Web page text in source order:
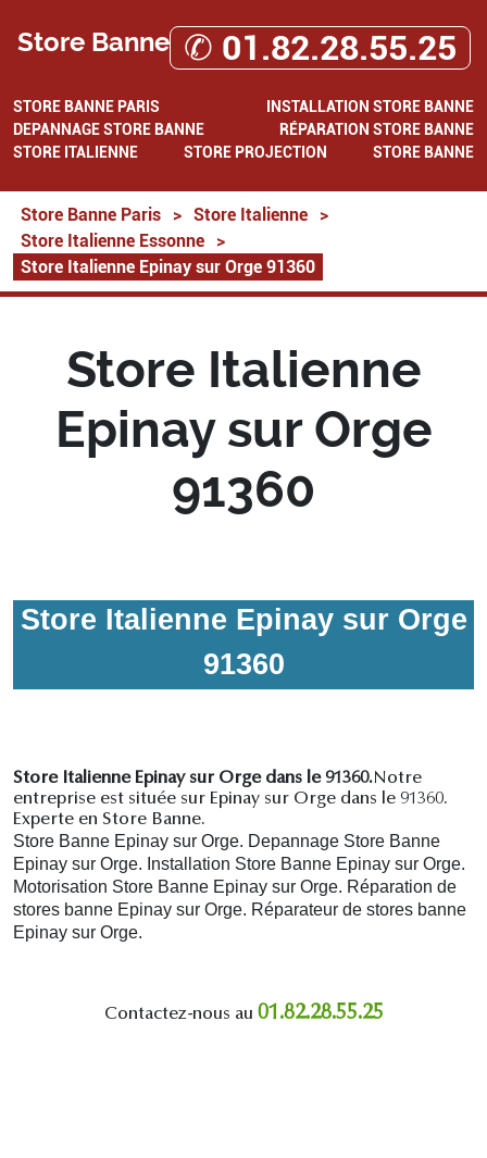
Store Banne ✆ 01.82.28.55.25
STORE BANNE PARIS
INSTALLATION STORE BANNE
DEPANNAGE STORE BANNE
RÉPARATION STORE BANNE
STORE ITALIENNE
STORE PROJECTION STORE BANNE
Store Banne Paris > Store Italienne
>
Store Italienne Essonne
>
Store Italienne Epinay sur Orge 91360
Store Italienne
Epinay sur Orge
91360
Store Italienne Epinay sur Orge
91360
Store Italienne Epinay sur Orge dans le 91360.Notre
entreprise est située sur Epinay sur Orge dans le 91360.
Experte en Store Banne.
Store Banne Epinay sur Orge. Depannage Store Banne
Epinay sur Orge. Installation Store Banne Epinay sur Orge.
Motorisation Store Banne Epinay sur Orge. Réparation de
stores banne Epinay sur Orge. Réparateur de stores banne
Epinay sur Orge.
Contactez-nous au 01.82.28.55.25